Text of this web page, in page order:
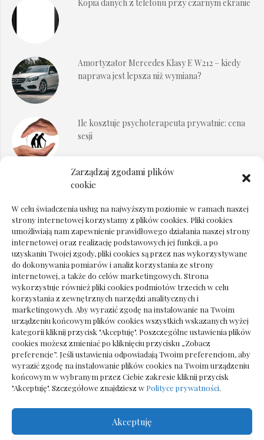
Zarządzaj zgodami plików
cookie
W celu świadczenia usług na najwyższym poziomie w ramach naszej
strony internetowej korzystamy z plików cookies. Pliki cookies
umożliwiają nam zapewnienie prawidłowego działania naszej strony
internetowej oraz realizację podstawowych jej funkcji, a po
uzyskaniu Twojej zgody, pliki cookies są przez nas wykorzystywane
do dokonywania pomiarów i analiz korzystania ze strony
internetowej, a także do celów marketingowych. Strona
wykorzystuje również pliki cookies podmiotów trzecich w celu
korzystania z zewnętrznych narzędzi analitycznych i
marketingowych. Aby wyrazić zgodę na instalowanie na Twoim
urządzeniu końcowym plików cookies wszystkich wskazanych wyżej
kategorii kliknij przycisk "Akceptuję". Poszczególne ustawienia plików
cookies możesz zmieniać po kliknięciu przycisku „Zobacz
preferencje”. Jeśli ustawienia odpowiadają Twoim preferencjom, aby
wyrazić zgodę na instalowanie plików cookies na Twoim urządzeniu
końcowym w wybranym przez Ciebie zakresie kliknij przycisk
"Akceptuję". Szczegółowe znajdziesz w Polityce prywatności.
Akceptuję
Kopia danych z telefonu przy czarnym ekranie
Amortyzator Mercedes Klasy E W212 – kiedy
naprawa jest lepsza niż wymiana?
Ile kosztuje psychoterapeuta prywatnie: cena
sesji
Dokumenty do odbioru przy zmianie biura
Deska podłogowa do salonu: jak wybrać bez
pośpiechu